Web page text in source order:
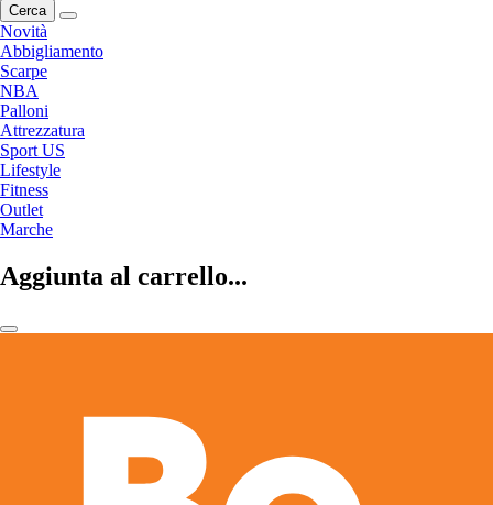
Cerca
Novità
Abbigliamento
Scarpe
NBA
Palloni
Attrezzatura
Sport US
Lifestyle
Fitness
Outlet
Marche
Aggiunta al carrello...